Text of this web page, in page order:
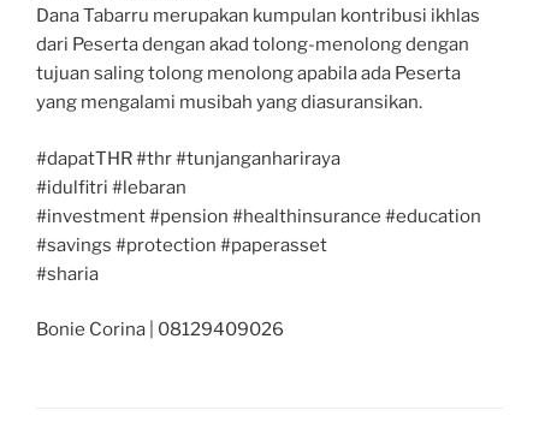
Dana Tabarru merupakan kumpulan kontribusi ikhlas
dari Peserta dengan akad tolong-menolong dengan
tujuan saling tolong menolong apabila ada Peserta
yang mengalami musibah yang diasuransikan.
#dapatTHR #thr #tunjanganhariraya
#idulfitri #lebaran
#investment #pension #healthinsurance #education
#savings #protection #paperasset
#sharia
Bonie Corina | 08129409026